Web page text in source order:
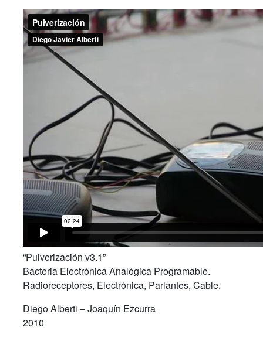
“Pulverización v3.1”
Bacteria Electrónica Analógica Programable.
Radioreceptores, Electrónica, Parlantes, Cable.
Diego Alberti – Joaquín Ezcurra
2010